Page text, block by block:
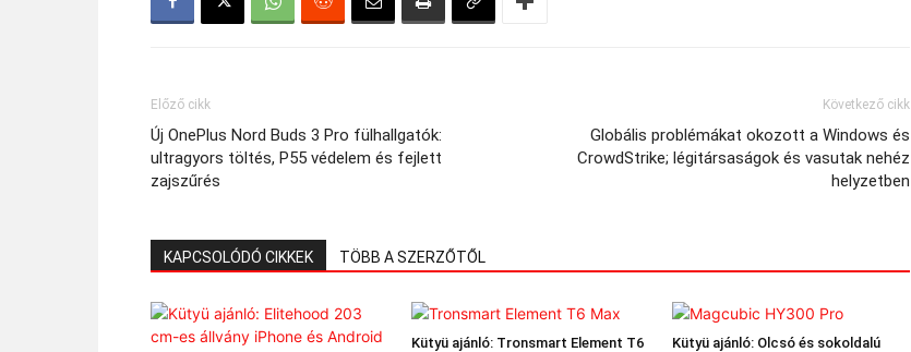
Előző cikk
Új OnePlus Nord Buds 3 Pro fülhallgatók:
ultragyors töltés, P55 védelem és fejlett
zajszűrés
Következő cikk
Globális problémákat okozott a Windows és
CrowdStrike; légitársaságok és vasutak nehéz
helyzetben
KAPCSOLÓDÓ CIKKEK TÖBB A SZERZŐTŐL
Kütyü ajánló: Tronsmart Element T6
Kütyü ajánló: Olcsó és sokoldalú